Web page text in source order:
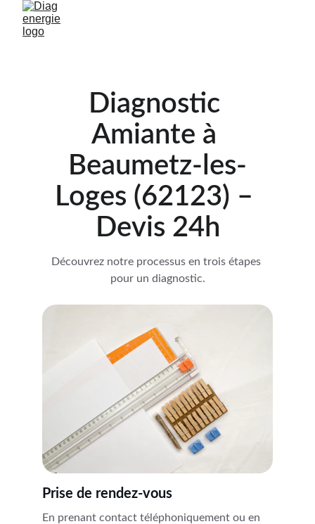
Diagnostic
Amiante à
Beaumetz-les-
Loges (62123) –
Devis 24h
Découvrez notre processus en trois étapes
pour un diagnostic.
Prise de rendez-vous
En prenant contact téléphoniquement ou en